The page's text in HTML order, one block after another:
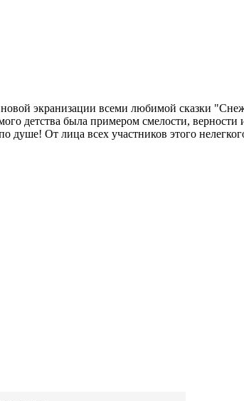
экранизации всеми любимой сказки
детства была примером смелости,
От лица всех участников этого